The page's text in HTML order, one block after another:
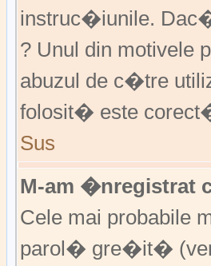
instruc�iunile.
? Unul din motivele
abuzul de c�tre
folosit� este
Sus
M-am �nregistrat
Cele mai probabile
parol� gre�it�